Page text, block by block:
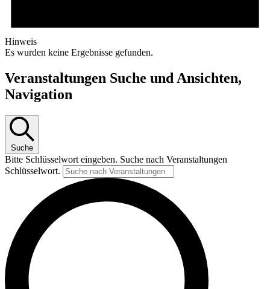
Hinweis
Es wurden keine Ergebnisse gefunden.
Veranstaltungen Suche und Ansichten,
Navigation
Suche
Bitte Schlüsselwort eingeben. Suche nach Veranstaltungen
Schlüsselwort.